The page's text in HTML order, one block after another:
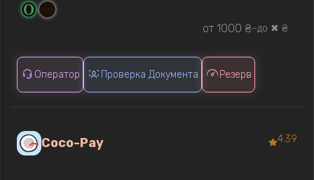
от 1000 ₴—до ✖ ₴
Оператор Проверка Документа Резерв
Coco-Pay 4.39